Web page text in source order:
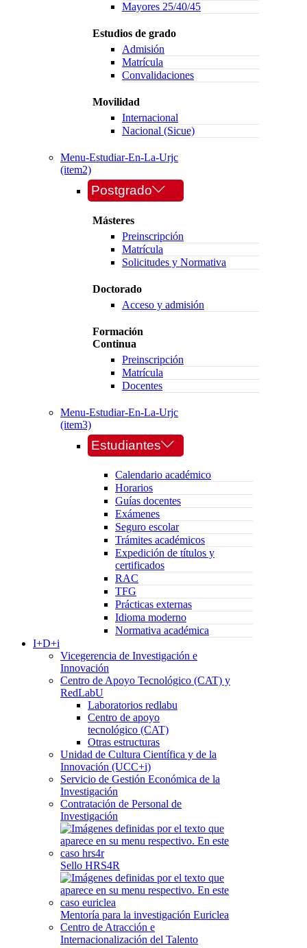
Mayores 25/40/45
Estudios de grado
Admisión
Matrícula
Convalidaciones
Movilidad
Internacional
Nacional (Sicue)
Menu-Estudiar-En-La-Urjc
(item2)
Postgrado
Másteres
Preinscripción
Matrícula
Solicitudes y Normativa
Doctorado
Acceso y admisión
Formación
Continua
Preinscripción
Matrícula
Docentes
Menu-Estudiar-En-La-Urjc
(item3)
Estudiantes
Calendario académico
Horarios
Guías docentes
Exámenes
Seguro escolar
Trámites académicos
Expedición de títulos y
certificados
RAC
TFG
Prácticas externas
Idioma moderno
Normativa académica
I+D+i
Vicegerencia de Investigación e
Innovación
Centro de Apoyo Tecnológico (CAT) y
RedLabU
Laboratorios redlabu
Centro de apoyo
tecnológico (CAT)
Otras estructuras
Unidad de Cultura Científica y de la
Innovación (UCC+i)
Servicio de Gestión Económica de la
Investigación
Contratación de Personal de
Investigación
Sello HRS4R
Mentoría para la investigación Euriclea
Centro de Atracción e
Internacionalización del Talento